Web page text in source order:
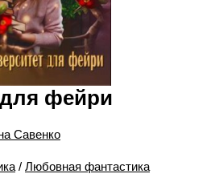
фейри
Савенко
/ Любовная фантастика